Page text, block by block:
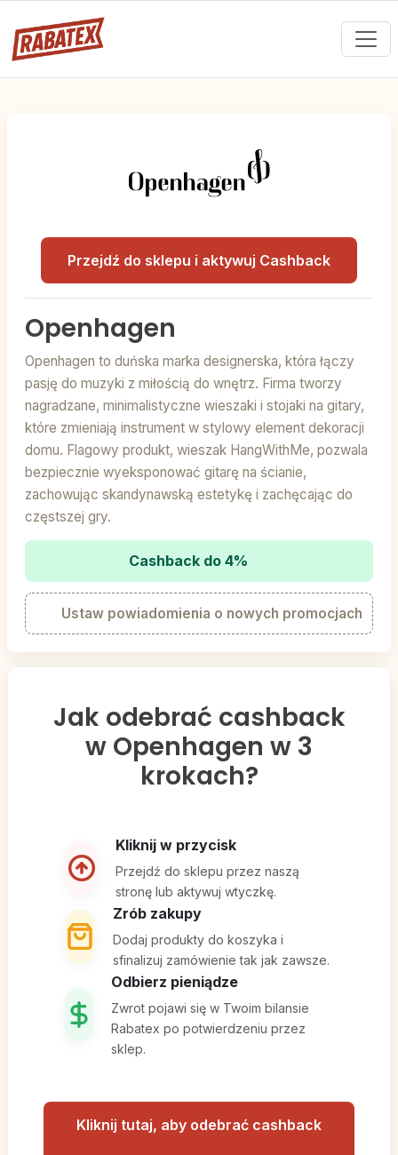
Przejdź do sklepu i aktywuj Cashback
Openhagen
Openhagen to duńska marka designerska, która łączy
pasję do muzyki z miłością do wnętrz. Firma tworzy
nagradzane, minimalistyczne wieszaki i stojaki na gitary,
które zmieniają instrument w stylowy element dekoracji
domu. Flagowy produkt, wieszak HangWithMe, pozwala
bezpiecznie wyeksponować gitarę na ścianie,
zachowując skandynawską estetykę i zachęcając do
częstszej gry.
Cashback do 4%
Ustaw powiadomienia o nowych promocjach
Jak odebrać cashback
w Openhagen w 3
krokach?
Kliknij w przycisk
Przejdź do sklepu przez naszą
stronę lub aktywuj wtyczkę.
Zrób zakupy
Dodaj produkty do koszyka i
sfinalizuj zamówienie tak jak zawsze.
Odbierz pieniądze
Zwrot pojawi się w Twoim bilansie
Rabatex po potwierdzeniu przez
sklep.
Kliknij tutaj, aby odebrać cashback